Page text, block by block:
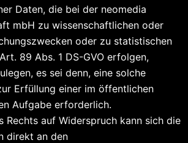
Daten, die bei der neomedia
mbH zu wissenschaftlichen oder
oder zu statistischen
89 Abs. 1 DS-GVO erfolgen,
es sei denn, eine solche
Erfüllung einer im öffentlichen
Aufgabe erforderlich.
Rechts auf Widerspruch kann sich die
direkt an den